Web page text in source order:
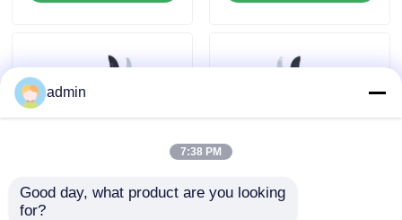
পেট্রল চেইনসো
বৈদ্যুতিক চেইনসো
45 মিমি কর্ডলেস ইলেকট্রিক
admin
7:38 PM
Good day, what product are you looking
for?